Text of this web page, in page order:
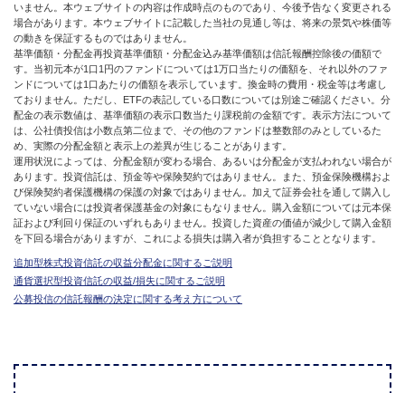
いません。本ウェブサイトの内容は作成時点のものであり、今後予告なく変更される
場合があります。本ウェブサイトに記載した当社の見通し等は、将来の景気や株価等
の動きを保証するものではありません。
基準価額・分配金再投資基準価額・分配金込み基準価額は信託報酬控除後の価額で
す。当初元本が1口1円のファンドについては1万口当たりの価額を、それ以外のファ
ンドについては1口あたりの価額を表示しています。換金時の費用・税金等は考慮し
ておりません。ただし、ETFの表記している口数については別途ご確認ください。分
配金の表示数値は、基準価額の表示口数当たり課税前の金額です。表示方法について
は、公社債投信は小数点第二位まで、その他のファンドは整数部のみとしているた
め、実際の分配金額と表示上の差異が生じることがあります。
運用状況によっては、分配金額が変わる場合、あるいは分配金が支払われない場合が
あります。投資信託は、預金等や保険契約ではありません。また、預金保険機構およ
び保険契約者保護機構の保護の対象ではありません。加えて証券会社を通して購入し
ていない場合には投資者保護基金の対象にもなりません。購入金額については元本保
証および利回り保証のいずれもありません。投資した資産の価値が減少して購入金額
を下回る場合がありますが、これによる損失は購入者が負担することとなります。
追加型株式投資信託の収益分配金に関するご説明
通貨選択型投資信託の収益/損失に関するご説明
公募投信の信託報酬の決定に関する考え方について